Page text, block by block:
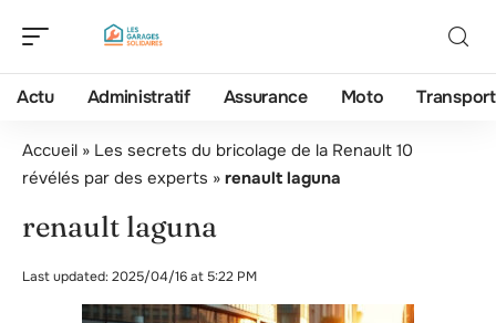
Actu Administratif Assurance Moto Transport
Accueil » Les secrets du bricolage de la Renault 10
révélés par des experts » renault laguna
renault laguna
Last updated: 2025/04/16 at 5:22 PM